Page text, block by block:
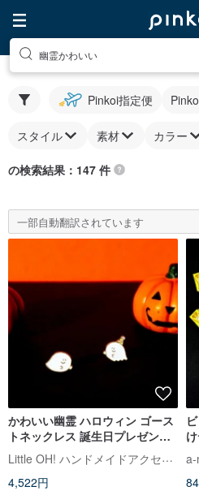
幽霊かわいい
Pinkoi指定便
スタイル 素材 カラー
の検索結果：147 件
一部自動翻訳されています
かわいい幽霊 ハロウィン ゴース
トネックレス 誕生日プレゼント
交換ギフト
Little OH! ハンドメイドアクセサリー
4,522円
a-